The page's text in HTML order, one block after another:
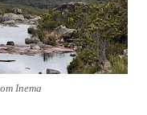
Inema